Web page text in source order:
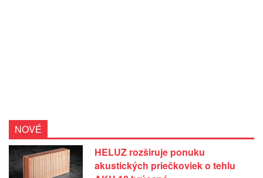
NOVÉ
HELUZ rozširuje ponuku
akustických priečkoviek o tehlu